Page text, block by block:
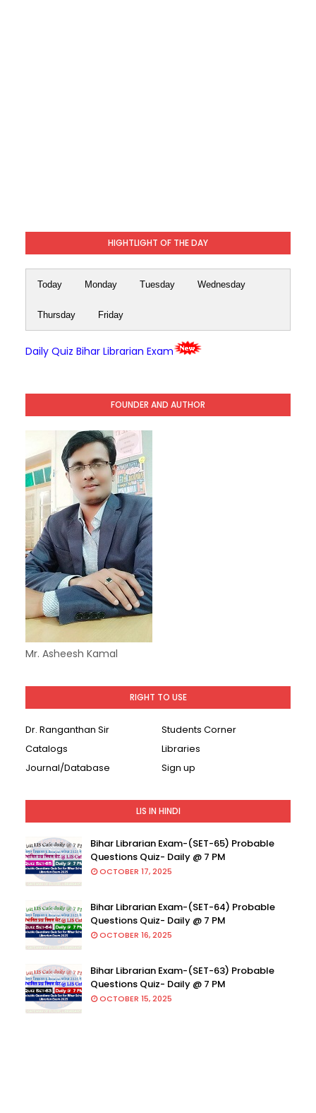
HIGHTLIGHT OF THE DAY
Today Monday Tuesday Wednesday
Thursday Friday
Daily Quiz Bihar Librarian Exam
FOUNDER AND AUTHOR
Mr. Asheesh Kamal
RIGHT TO USE
Dr. Ranganthan Sir
Students Corner
Catalogs
Libraries
Journal/Database
Sign up
LIS IN HINDI
Bihar Librarian Exam-(SET-65) Probable
Questions Quiz- Daily @ 7 PM
OCTOBER 17, 2025
Bihar Librarian Exam-(SET-64) Probable
Questions Quiz- Daily @ 7 PM
OCTOBER 16, 2025
Bihar Librarian Exam-(SET-63) Probable
Questions Quiz- Daily @ 7 PM
OCTOBER 15, 2025